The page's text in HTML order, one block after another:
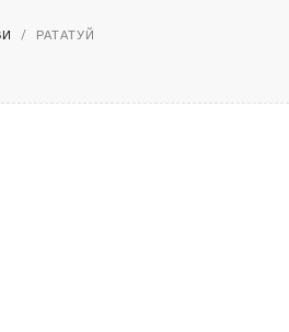
/ РАТАТУЙ